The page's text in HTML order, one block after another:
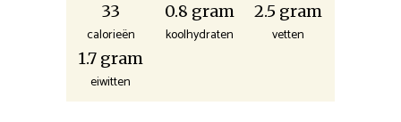
33
calorieën
0.8 gram
koolhydraten
2.5 gram
vetten
1.7 gram
eiwitten